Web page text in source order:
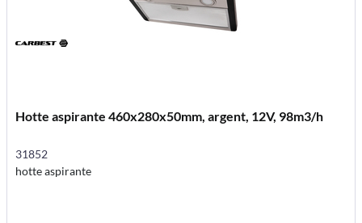
Hotte aspirante 460x280x50mm, argent, 12V, 98m3/h
31852
hotte aspirante